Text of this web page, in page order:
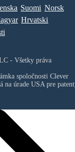
Suomi Norsk
Hrvatski
- Všetky práva
spoločnosti Clever
na úrade USA pre